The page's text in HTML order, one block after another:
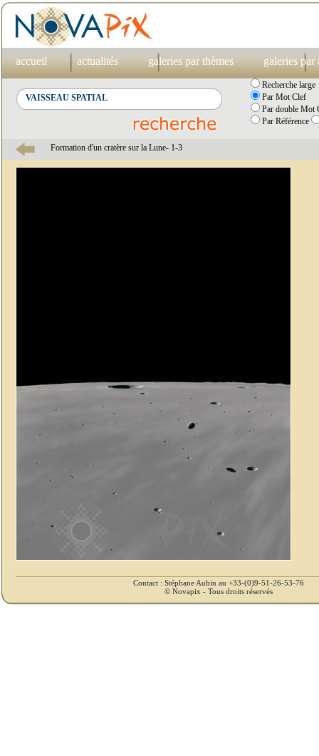
accueil actualités galeries par thèmes galeries par
Recherche large
Par Mot Clef
Par double Mot
Par Référence
Formation d'un cratère sur la Lune- 1-3
Contact : Stéphane Aubin au +33-(0)9-51-26-53-76
© Novapix - Tous droits réservés